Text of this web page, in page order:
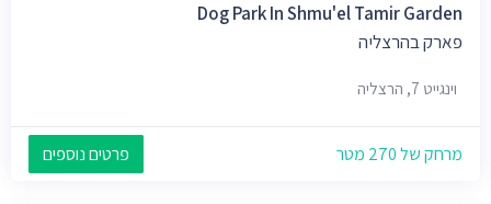
Dog Park In Shmu'el Tamir Garden
פארק בהרצליה
וינגייט 7, הרצליה
מרחק של 270 מטר פרטים נוספים